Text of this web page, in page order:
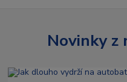
Novinky z